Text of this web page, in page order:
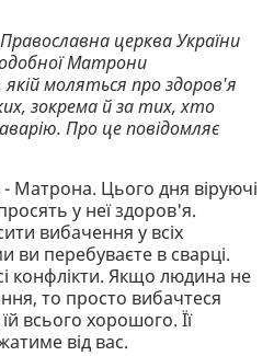
церква України
Матрони
моляться про здоров'я
зокрема й за тих, хто
Про це повідомляє
Матрона. Цього дня віруючі
у неї здоров'я.
вибачення у всіх
ви перебуваєте в сварці.
конфлікти. Якщо людина не
то просто вибачтеся
всього хорошого. Її
від вас.